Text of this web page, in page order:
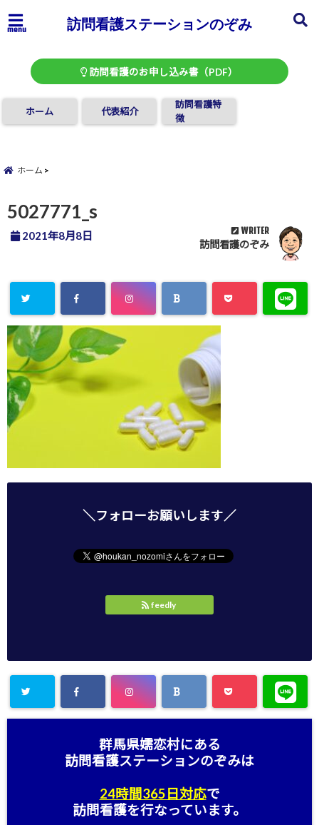
menu 訪問看護ステーションのぞみ
訪問看護のお申し込み書（PDF）
ホーム 代表紹介
訪問看護特
徴
ホーム
5027771_s
2021年8月8日 WRITER
訪問看護のぞみ
＼フォローお願いします／
feedly
群馬県嬬恋村にある
訪問看護ステーションのぞみは
24時間365日対応で
訪問看護を行なっています。